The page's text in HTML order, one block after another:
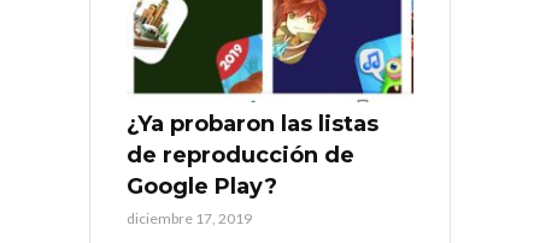
¿Ya probaron las listas
de reproducción de
Google Play?
diciembre 17, 2019